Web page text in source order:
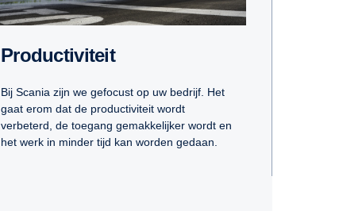
Productiviteit
Bij Scania zijn we gefocust op uw bedrijf. Het
gaat erom dat de productiviteit wordt
verbeterd, de toegang gemakkelijker wordt en
het werk in minder tijd kan worden gedaan.